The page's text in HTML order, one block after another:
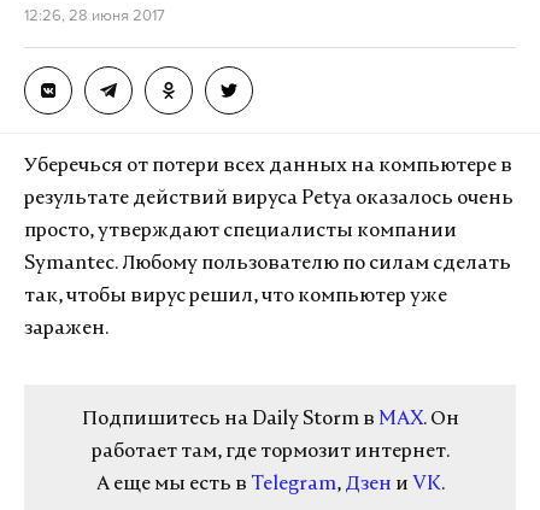
12:26, 28 июня 2017
Уберечься от потери всех данных на компьютере в
результате действий вируса Petya оказалось очень
просто, утверждают специалисты компании
Symantec. Любому пользователю по силам сделать
так, чтобы вирус решил, что компьютер уже
заражен.
Подпишитесь на Daily Storm в MAX. Он
работает там, где тормозит интернет.
А еще мы есть в Telegram, Дзен и VK.